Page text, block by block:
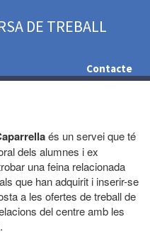
DE TREBALL
Contacte
és un servei que té
dels alumnes i ex
una feina relacionada
que han adquirit i inserir-se
a les ofertes de treball de
del centre amb les